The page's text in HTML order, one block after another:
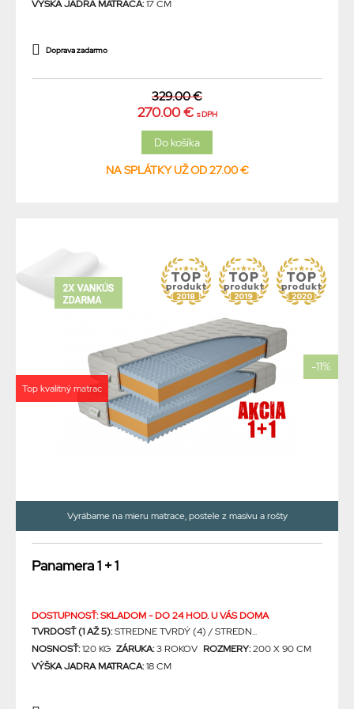
VÝŠKA JADRA MATRACA:17 CM
Doprava zadarmo
329.00 €
270.00 € s DPH
NA SPLÁTKY UŽ OD 27.00 €
-11%
Top kvalitný matrac
Vyrábame na mieru matrace, postele z masívu a rošty
Panamera 1 + 1
DOSTUPNOSŤ: SKLADOM - DO 24 HOD. U VÁS DOMA
TVRDOSŤ (1 AŽ 5):STREDNE TVRDÝ (4) / STREDN...
NOSNOSŤ:120 KG ZÁRUKA:3 ROKOV ROZMERY:200 X 90 CM
VÝŠKA JADRA MATRACA:18 CM